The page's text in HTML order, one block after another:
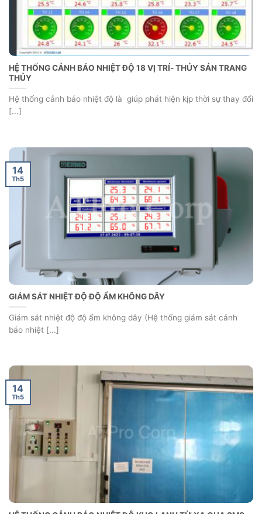
HỆ THỐNG CẢNH BÁO NHIỆT ĐỘ 18 VỊ TRÍ- THỦY SẢN TRANG
THỦY
Hệ thống cảnh báo nhiệt độ là giúp phát hiện kịp thời sự thay đổi
[...]
GIÁM SÁT NHIỆT ĐỘ ĐỘ ẨM KHÔNG DÂY
Giám sát nhiệt độ độ ẩm không dây (Hệ thống giám sát cảnh
báo nhiệt [...]
14
Th5
14
Th5